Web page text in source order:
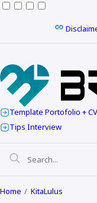
Template Portofolio +
Tips Interview
Home KitaLulus